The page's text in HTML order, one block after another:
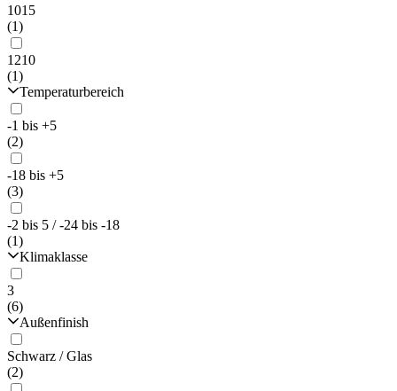
1015
(1)
1210
(1)
Temperaturbereich
-1 bis +5
(2)
-18 bis +5
(3)
-2 bis 5 / -24 bis -18
(1)
Klimaklasse
3
(6)
Außenfinish
Schwarz / Glas
(2)